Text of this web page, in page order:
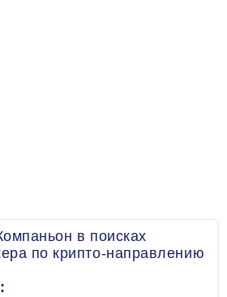
в поисках
по крипто-направлению